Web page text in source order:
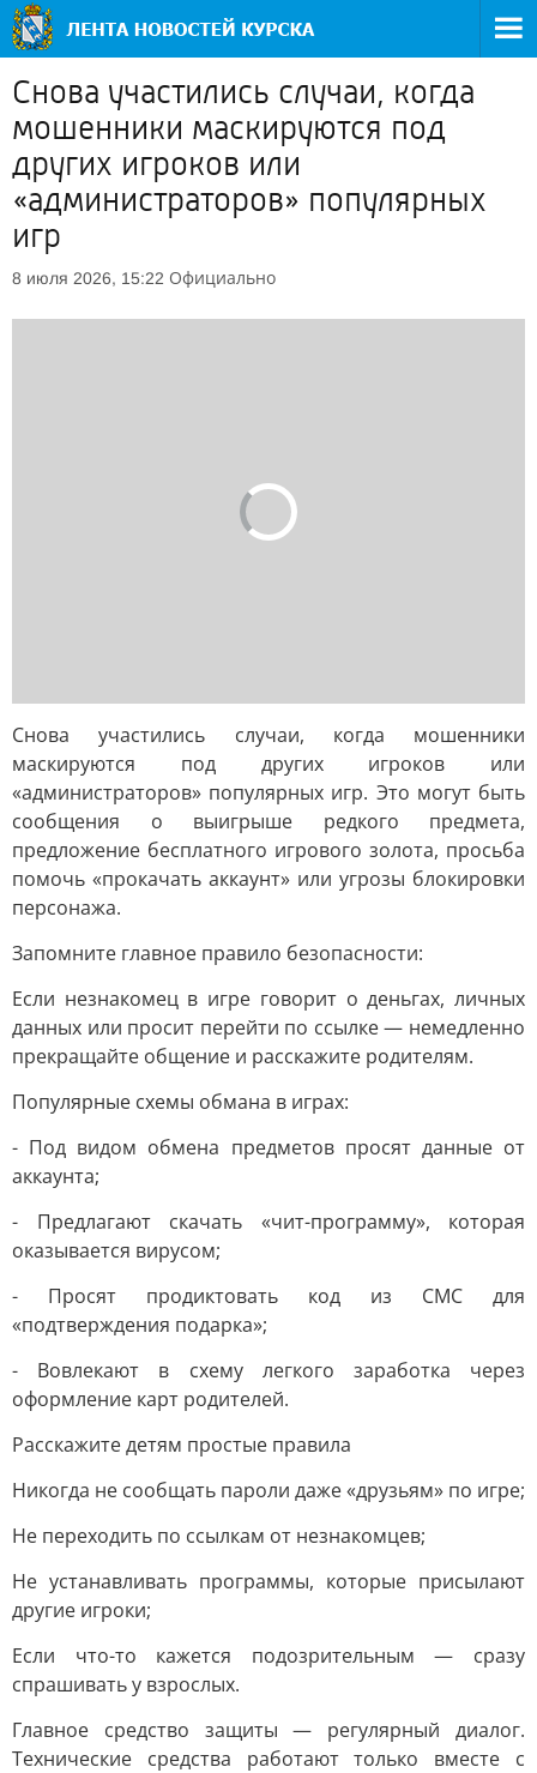
Снова участились случаи, когда
мошенники маскируются под
других игроков или
«администраторов» популярных
игр
8 июля 2026, 15:22 Официально
Снова участились случаи, когда мошенники
маскируются под других игроков или
«администраторов» популярных игр. Это могут быть
сообщения о выигрыше редкого предмета,
предложение бесплатного игрового золота, просьба
помочь «прокачать аккаунт» или угрозы блокировки
персонажа.
Запомните главное правило безопасности:
Если незнакомец в игре говорит о деньгах, личных
данных или просит перейти по ссылке — немедленно
прекращайте общение и расскажите родителям.
Популярные схемы обмана в играх:
- Под видом обмена предметов просят данные от
аккаунта;
- Предлагают скачать «чит-программу», которая
оказывается вирусом;
- Просят продиктовать код из СМС для
«подтверждения подарка»;
- Вовлекают в схему легкого заработка через
оформление карт родителей.
Расскажите детям простые правила
Никогда не сообщать пароли даже «друзьям» по игре;
Не переходить по ссылкам от незнакомцев;
Не устанавливать программы, которые присылают
другие игроки;
Если что-то кажется подозрительным — сразу
спрашивать у взрослых.
Главное средство защиты — регулярный диалог.
Технические средства работают только вместе с